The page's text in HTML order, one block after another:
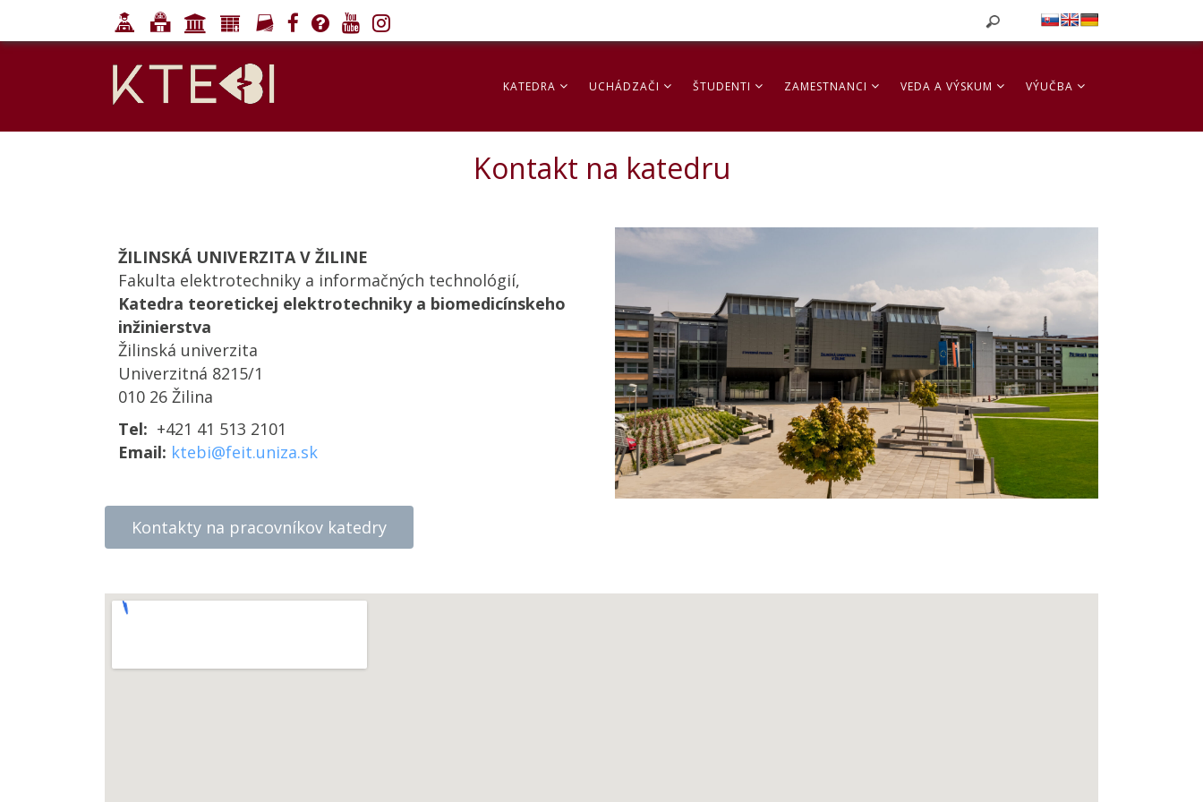
KATEDRA UCHÁDZAČI ŠTUDENTI ZAMESTNANCI VEDA A VÝSKUM VÝUČBA
Kontakt na katedru
ŽILINSKÁ UNIVERZITA V ŽILINE
Fakulta elektrotechniky a informačných technológií,
Katedra teoretickej elektrotechniky a biomedicínskeho
inžinierstva
Žilinská univerzita
Univerzitná 8215/1
010 26 Žilina
Tel: +421 41 513 2101
Email: ktebi@feit.uniza.sk
Kontakty na pracovníkov katedry